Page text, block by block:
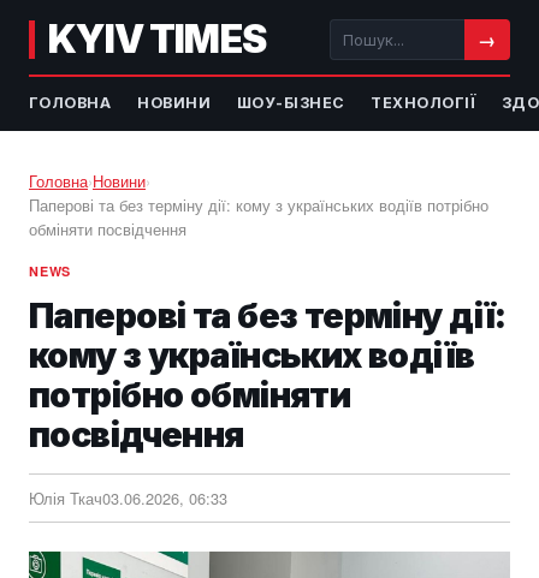
KYIV TIMES →
ГОЛОВНА НОВИНИ ШОУ-БІЗНЕС ТЕХНОЛОГІЇ
Головна›Новини›
Паперові та без терміну дії: кому з українських водіїв потрібно
обміняти посвідчення
NEWS
Паперові та без терміну дії:
кому з українських водіїв
потрібно обміняти
посвідчення
Юлія Ткач03.06.2026, 06:33